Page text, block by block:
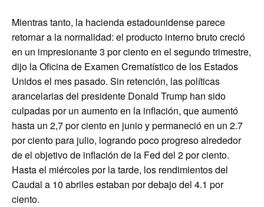
Mientras tanto, la hacienda estadounidense parece
retornar a la normalidad: el producto interno bruto creció
en un impresionante 3 por ciento en el segundo trimestre,
dijo la Oficina de Examen Crematístico de los Estados
Unidos el mes pasado. Sin retención, las políticas
arancelarias del presidente Donald Trump han sido
culpadas por un aumento en la inflación, que aumentó
hasta un 2,7 por ciento en junio y permaneció en un 2.7
por ciento para julio, logrando poco progreso alrededor
de el objetivo de inflación de la Fed del 2 por ciento.
Hasta el miércoles por la tarde, los rendimientos del
Caudal a 10 abriles estaban por debajo del 4.1 por
ciento.